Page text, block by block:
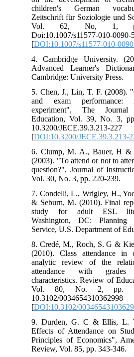
children's German
Zeitschrift für Soziologie und
Vol. 62, No, 1,
Doi:10.1007/s11577-010-0090-
[DOI:10.1007/s11577-010-
4. Cambridge University.
Advanced Learner's
Cambridge: University Press.
5. Chen, J., Lin, T. F. (2008).
and exam performance:
experiment", The
Education, Vol. 39, No. 3,
10.3200/JECE.39.3.213-227
[DOI:10.3200/JECE.39.3.213-
6. Clump, M. A., Bauer, H &
(2003). "To attend or not to
question?", Journal of
Vol. 30, No. 3, pp. 220-239.
7. Condelli, L., Wrigley, H.,
& Seburn, M. (2010). Final
study for adult ESL
Washington, DC:
Service, U.S. Department of
8. Credé, M., Roch, S. G &
(2010). Class attendance
analytic review of the
attendance with
characteristics. Review of
Vol. 80, No. 2, pp.
10.3102/0034654310362998
[DOI:10.3102/
9. Durden, G. C & Ellis, L.
Effects of Attendance on
Principles of Economics",
Review, Vol. 85, pp. 343-346.